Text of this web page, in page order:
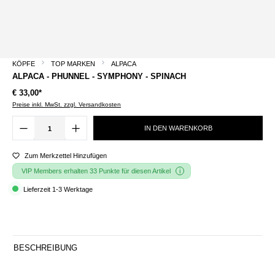
KÖPFE TOP MARKEN ALPACA
ALPACA - PHUNNEL - SYMPHONY - SPINACH
€ 33,00*
Preise inkl. MwSt. zzgl. Versandkosten
IN DEN WARENKORB
Zum Merkzettel Hinzufügen
VIP Members erhalten 33 Punkte für diesen Artikel
Lieferzeit 1-3 Werktage
BESCHREIBUNG